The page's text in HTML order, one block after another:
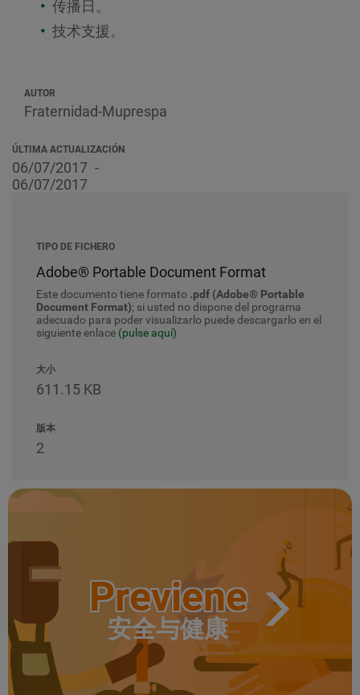
传播日。
技术支援。
AUTOR
Fraternidad-Muprespa
ÚLTIMA ACTUALIZACIÓN
06/07/2017
06/07/2017
TIPO DE FICHERO
Adobe® Portable Document Format
Este documento tiene formato .pdf (Adobe® Portable
Document Format); si usted no dispone del programa
adecuado para poder visualizarlo puede descargarlo en el
siguiente enlace (pulse aquí)
大小
611.15 KB
版本
2
Previene
安全与健康